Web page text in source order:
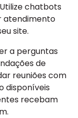
chatbots
atendimento
site.
a perguntas
de
reuniões com
disponíveis
recebam